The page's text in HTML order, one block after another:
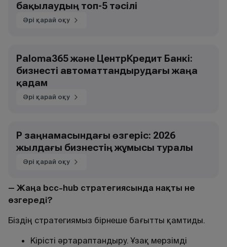
бақылаудың топ-5 тәсілі
Әрі қарай оқу
Paloma365 және ЦентрКредит Банкі:
бизнесті автоматтандырудағы жаңа
қадам
Әрі қарай оқу
ҚР заңнамасындағы өзгеріс: 2026
жылдағы бизнестің жұмысы туралы
Әрі қарай оқу
— Жаңа bcc-hub стратегиясында нақты не
өзгереді?
Біздің стратегиямыз бірнеше бағытты қамтиды.
Кірісті әртараптандыру. Ұзақ мерзімді